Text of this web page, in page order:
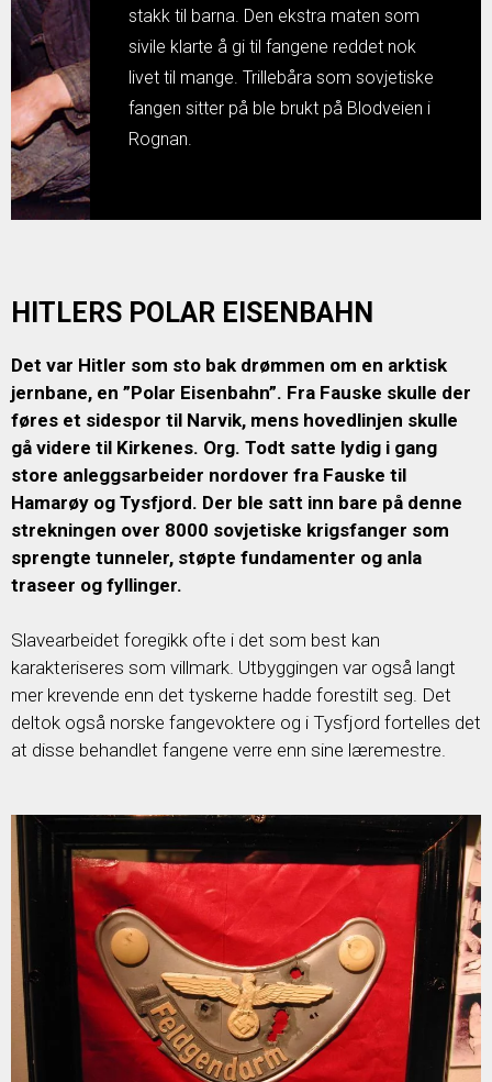
stakk til barna. Den ekstra maten som
sivile klarte å gi til fangene reddet nok
livet til mange. Trillebåra som sovjetiske
fangen sitter på ble brukt på Blodveien i
Rognan.
HITLERS POLAR EISENBAHN
Det var Hitler som sto bak drømmen om en arktisk
jernbane, en ”Polar Eisenbahn”. Fra Fauske skulle der
føres et sidespor til Narvik, mens hovedlinjen skulle
gå videre til Kirkenes. Org. Todt satte lydig i gang
store anleggsarbeider nordover fra Fauske til
Hamarøy og Tysfjord. Der ble satt inn bare på denne
strekningen over 8000 sovjetiske krigsfanger som
sprengte tunneler, støpte fundamenter og anla
traseer og fyllinger.
Slavearbeidet foregikk ofte i det som best kan
karakteriseres som villmark. Utbyggingen var også langt
mer krevende enn det tyskerne hadde forestilt seg. Det
deltok også norske fangevoktere og i Tysfjord fortelles det
at disse behandlet fangene verre enn sine læremestre.